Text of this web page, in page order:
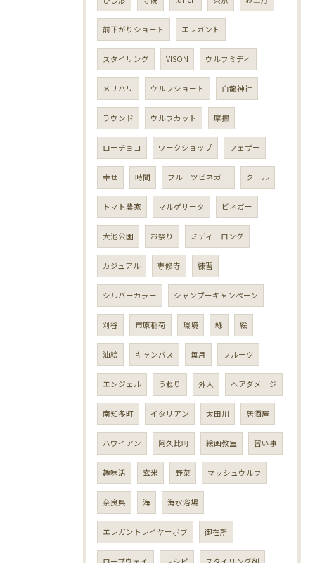
前下がりショート エレガント
スタイリング VISON ウルフミディ
メリハリ ウルフショート 白龍神社
ラウンド ウルフカット 摩擦
ローチョコ ワークショップ フェザー
幸せ 時間 フルーツビネガー クール
トマト農家 マルゲリータ ビネガー
大池公園 お祭り ミディーロング
カジュアル 専修寺 練習
シルバーカラー シャンプーキャンペーン
刈谷 市原稲荷 環境 緑 絵
油絵 キャンバス 毎月 フルーツ
エンジェル うねり 外人 ヘアダメージ
南知多町 イタリアン 太田川 居酒屋
ハワイアン 阿久比町 絵画教室 習い事
趣味活 玄米 野菜 マッシュウルフ
奈良県 海 海水浴場
エレガントレイヤーボブ 御在所